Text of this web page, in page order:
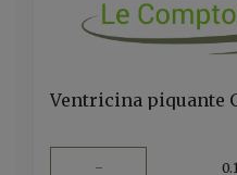
Ventricina piquante
- 0.1